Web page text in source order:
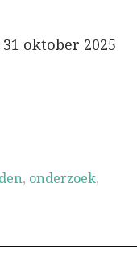
oktober 2025
, onderzoek,